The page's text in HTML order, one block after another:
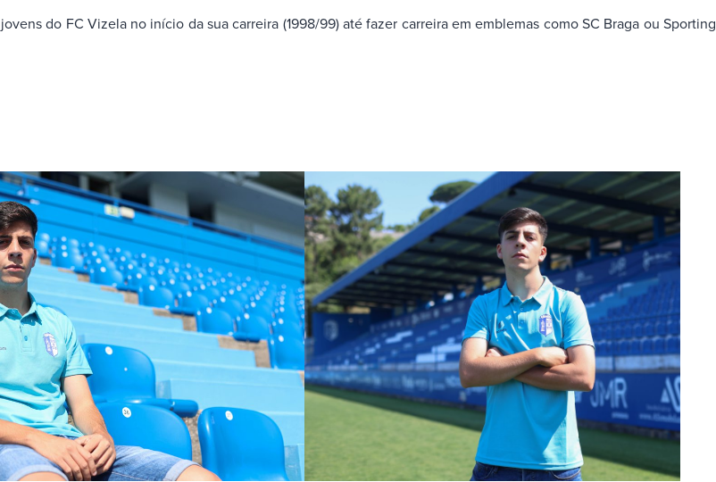
do FC Vizela no início da sua carreira (1998/99) até fazer carreira em emblemas como SC Braga ou Sporting